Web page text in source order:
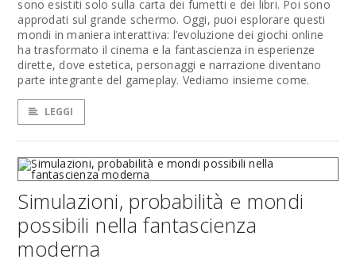
sono esistiti solo sulla carta dei fumetti e dei libri. Poi sono
approdati sul grande schermo. Oggi, puoi esplorare questi
mondi in maniera interattiva: l’evoluzione dei giochi online
ha trasformato il cinema e la fantascienza in esperienze
dirette, dove estetica, personaggi e narrazione diventano
parte integrante del gameplay. Vediamo insieme come.
LEGGI
Simulazioni, probabilità e mondi
possibili nella fantascienza
moderna